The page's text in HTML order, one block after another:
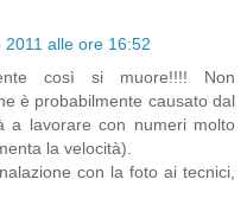
2011 alle ore 16:52
così si muore!!!! Non
è probabilmente causato dal
a lavorare con numeri molto
la velocità).
con la foto ai tecnici,